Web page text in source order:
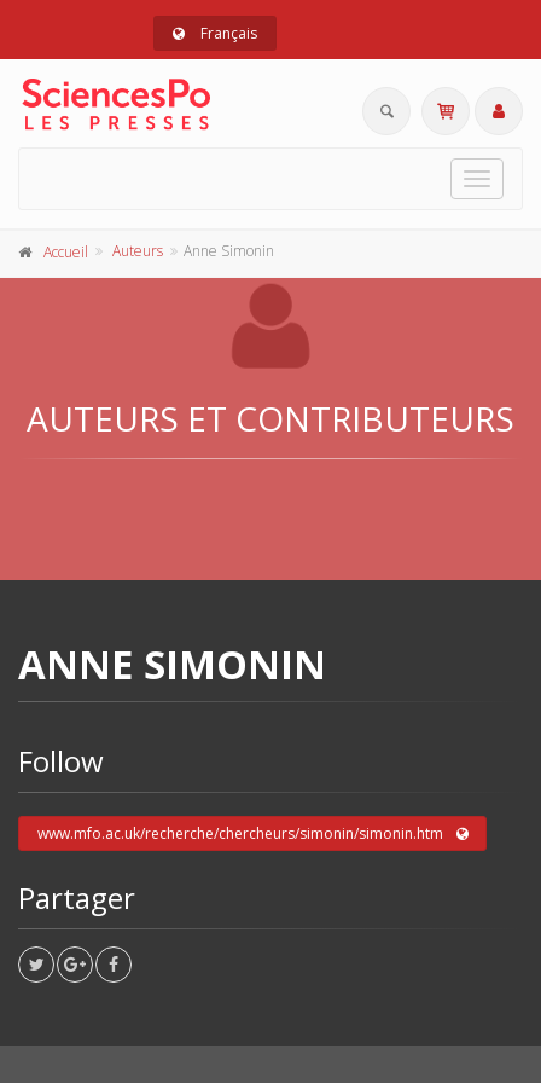
Français
Toggle
Accueil Auteurs Anne Simonin
AUTEURS ET CONTRIBUTEURS
ANNE SIMONIN
Follow
www.mfo.ac.uk/recherche/chercheurs/simonin/simonin.htm
Partager